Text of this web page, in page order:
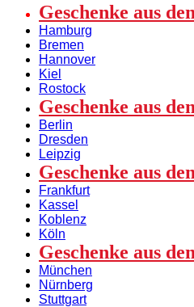
Geschenke aus
Hamburg
Bremen
Hannover
Kiel
Rostock
Geschenke aus
Berlin
Dresden
Leipzig
Geschenke aus
Frankfurt
Kassel
Koblenz
Köln
Geschenke aus
München
Nürnberg
Stuttgart